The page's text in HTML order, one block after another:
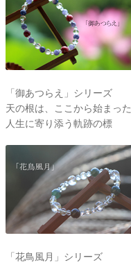
「御あつらえ」シリーズ
天の根は、ここから始まった
人生に寄り添う軌跡の標
「花鳥風月」シリーズ